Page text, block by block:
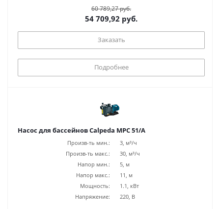
60 789,27 руб.
54 709,92 руб.
Заказать
Подробнее
Насос для бассейнов Calpeda MPC 51/A
Произв-ть мин.:
3, м³/ч
Произв-ть макс.:
30, м³/ч
Напор мин.:
5, м
Напор макс.:
11, м
Мощность:
1.1, кВт
Напряжение:
220, В